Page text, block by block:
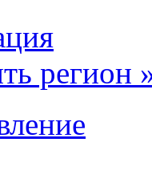
регион